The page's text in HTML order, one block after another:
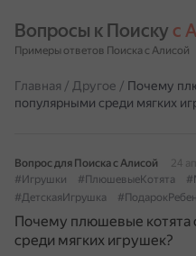
Вопросы к Поиску с
Примеры ответов Поиска с Алисой
Главная / Другое / Почему
популярными среди мягких
Вопрос для Поиска с Алисой
24
#Игрушки
#ПлюшевыеКотята
#ДетскаяИгрушка
Почему плюшевые котята
среди мягких игрушек?